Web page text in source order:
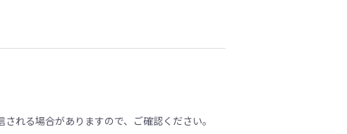
れる場合がありますので、ご確認ください。